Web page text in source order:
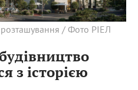
/ Фото РІЕЛ
з історією